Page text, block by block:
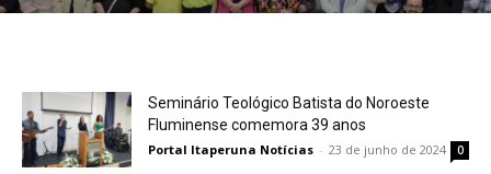
Seminário Teológico Batista do Noroeste
Fluminense comemora 39 anos
Portal Itaperuna Notícias - 23 de junho de 2024 0